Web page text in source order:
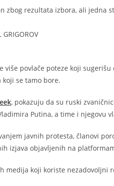
GRIGOROV
više povlače poteze koji
se tamo bore.
, pokazuju da su ruski
Putina, a time i njegovu
javnih protesta, članovi
izjava objavljenih na
medija koji koriste nezadovoljni